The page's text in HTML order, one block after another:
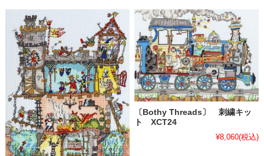
〔Bothy Threads〕 刺繍キッ
ト XCT24
¥8,060(税込)